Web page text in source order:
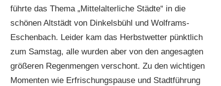
führte das Thema „Mittelalterliche Städte“ in die
schönen Altstädt von Dinkelsbühl und Wolframs-
Eschenbach. Leider kam das Herbstwetter pünktlich
zum Samstag, alle wurden aber von den angesagten
größeren Regenmengen verschont. Zu den wichtigen
Momenten wie Erfrischungspause und Stadtführung